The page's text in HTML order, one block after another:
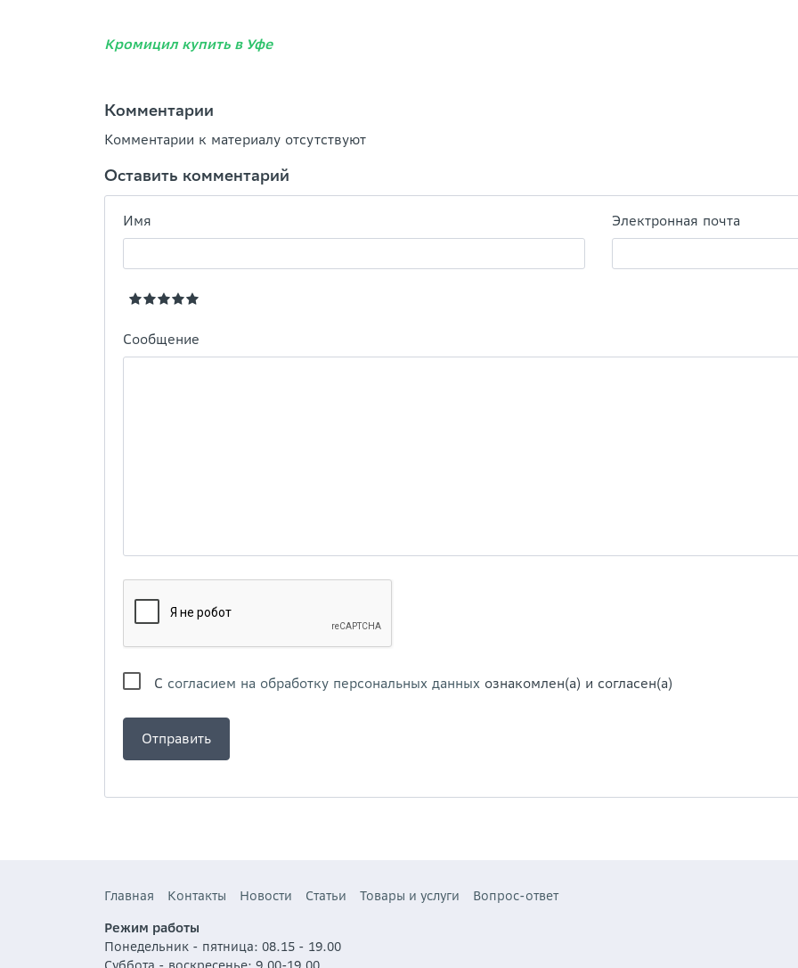
Кромицил купить в Уфе
Комментарии
Комментарии к материалу отсутствуют
Оставить комментарий
Имя Электронная почта
Сообщение
С согласием на обработку персональных данных ознакомлен(а) и согласен(а)
Главная Контакты Новости Статьи Товары и услуги
Вопрос-ответ
Режим работы
Понедельник - пятница: 08.15 - 19.00